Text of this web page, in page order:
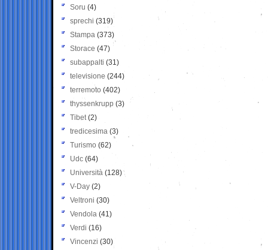
Soru (4)
sprechi (319)
Stampa (373)
Storace (47)
subappalti (31)
televisione(244)
terremoto (402)
thyssenkrupp (3)
Tibet(2)
tredicesima (3)
Turismo (62)
Udc (64)
Università (128)
V-Day (2)
Veltroni (30)
Vendola (41)
Verdi (16)
Vincenzi (30)